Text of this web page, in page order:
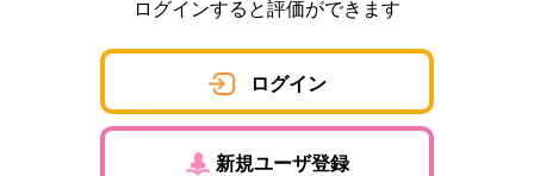
ログインすると評価ができます
ログイン
新規ユーザ登録